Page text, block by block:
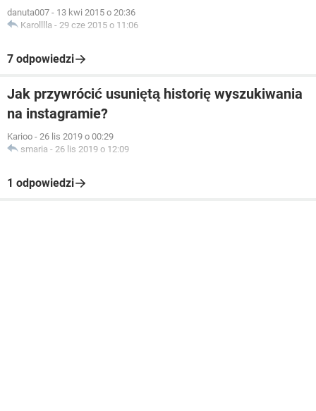
danuta007 - 13 kwi 2015 o 20:36
Karolllla - 29 cze 2015 o 11:06
7 odpowiedzi
Jak przywrócić usuniętą historię wyszukiwania
na instagramie?
Karioo - 26 lis 2019 o 00:29
smaria - 26 lis 2019 o 12:09
1 odpowiedzi